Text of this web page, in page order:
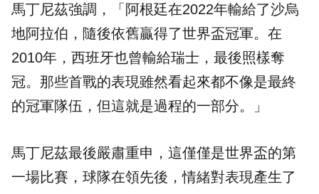
馬丁尼茲強調，「阿根廷在2022年輸給了沙烏
地阿拉伯，隨後依舊贏得了世界盃冠軍。在
2010年，西班牙也曾輸給瑞士，最後照樣奪
冠。那些首戰的表現雖然看起來都不像是最終
的冠軍隊伍，但這就是過程的一部分。」
馬丁尼茲最後嚴肅重申，這僅僅是世界盃的第
一場比賽，球隊在領先後，情緒對表現產生了